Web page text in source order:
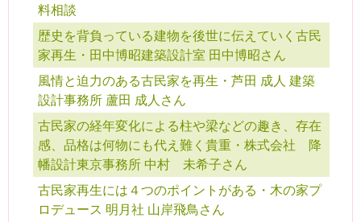
料相談
歴史を背負っている建物を後世に伝えていく古民
家再生・田中博昭建築設計室 田中博昭さん
風情と迫力のある古民家を再生・芦田 成人 建築
設計事務所 蘆田 成人さん
古民家の経年変化による柱や梁などの趣き、存在
感、品格は何物にも代え難く貴重・株式会社 降
幡設計東京事務所 中村 未希子さん
古民家再生には４つのポイントがある・木の家プ
ロデュース 明月社 山岸飛鳥さん